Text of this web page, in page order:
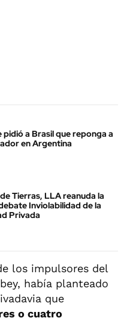
pidió a Brasil que reponga a
en Argentina
Tierras, LLA reanuda la
Inviolabilidad de la
Privada
los impulsores del
había planteado
que
o cuatro